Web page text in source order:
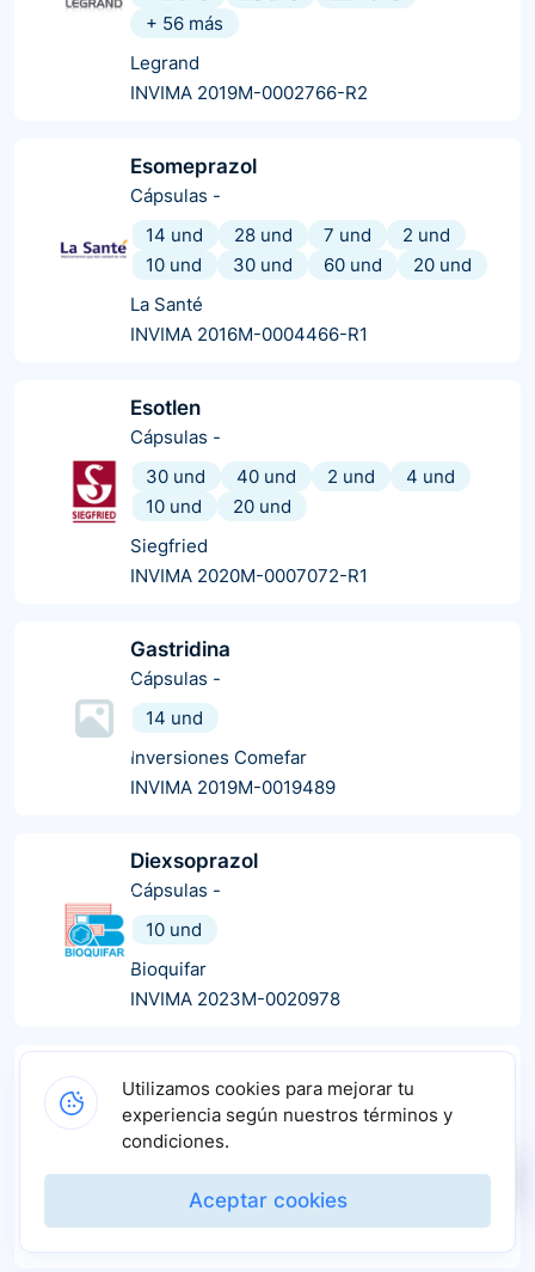
+ 56 más
Legrand
INVIMA 2019M-0002766-R2
Esomeprazol
Cápsulas -
14 und
28 und 7 und
2 und
10 und
30 und 60 und
20 und
La Santé
INVIMA 2016M-0004466-R1
Esotlen
Cápsulas -
30 und
40 und 2 und
4 und
10 und
20 und
Siegfried
INVIMA 2020M-0007072-R1
Gastridina
Cápsulas -
14 und
Inversiones Comefar
INVIMA 2019M-0019489
Diexsoprazol
Cápsulas -
10 und
Bioquifar
INVIMA 2023M-0020978
Cápsulas-
28 und
20 und
60 und 2 und
7 und
La Santé
Utilizamos cookies para mejorar tu
experiencia según nuestros términos y
condiciones.
Aceptar cookies